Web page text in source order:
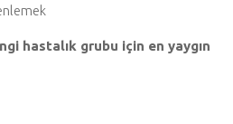
hastalık grubu için en yaygın